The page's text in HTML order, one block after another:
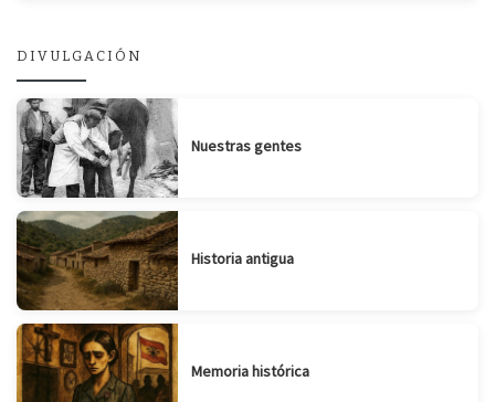
DIVULGACIÓN
Nuestras gentes
Historia antigua
Memoria histórica